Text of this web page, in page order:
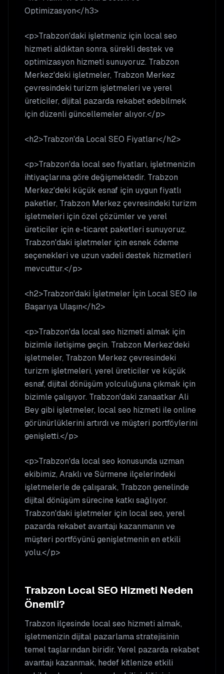
Optimizasyon</h3>
<p>Trabzon'daki işletmeniz için local seo
hizmeti aldıktan sonra, sürekli destek ve
optimizasyon hizmeti sunuyoruz. Trabzon
Merkez'deki işletmeler, Trabzon Merkez
çevresindeki turizm işletmeleri ve yerel
üreticiler, dijital pazarda rekabet edebilmek
için düzenli güncellemeler alıyor.</p>
<h2>Trabzon'da Local SEO Fiyatları</h2>
<p>Trabzon'da local seo fiyatları, işletmenizin
ihtiyaçlarına göre değişmektedir. Trabzon
Merkez'deki küçük esnaf için uygun fiyatlı
paketler, Trabzon Merkez çevresindeki turizm
işletmeleri için özel çözümler ve yerel
üreticiler için e-ticaret paketleri sunuyoruz.
Trabzon'daki işletmeler için esnek ödeme
seçenekleri ve uzun vadeli destek hizmetleri
mevcuttur.</p>
<h2>Trabzon'daki İşletmeler İçin Local SEO ile
Başarıya Ulaşın</h2>
<p>Trabzon'da local seo hizmeti almak için
bizimle iletişime geçin. Trabzon Merkez'deki
işletmeler, Trabzon Merkez çevresindeki
turizm işletmeleri, yerel üreticiler ve küçük
esnaf, dijital dönüşüm yolculuğuna çıkmak için
bizimle çalışıyor. Trabzon'daki zanaatkar Ali
Bey gibi işletmeler, local seo hizmeti ile online
görünürlüklerini artırdı ve müşteri portföylerini
genişletti.</p>
<p>Trabzon'da local seo konusunda uzman
ekibimiz, Araklı ve Sürmene ilçelerindeki
işletmelerle de çalışarak, Trabzon genelinde
dijital dönüşüm sürecine katkı sağlıyor.
Trabzon'daki işletmeler için local seo, yerel
pazarda rekabet avantajı kazanmanın ve
müşteri portföyünü genişletmenin en etkili
yolu.</p>
Trabzon Local SEO Hizmeti Neden
Önemli?
Trabzon ilçesinde local seo hizmeti almak,
işletmenizin dijital pazarlama stratejisinin
temel taşlarından biridir. Yerel pazarda rekabet
avantajı kazanmak, hedef kitlenize etkili